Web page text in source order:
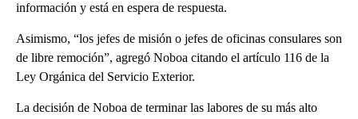
información y está en espera de respuesta.
Asimismo, “los jefes de misión o jefes de oficinas consulares son
de libre remoción”, agregó Noboa citando el artículo 116 de la
Ley Orgánica del Servicio Exterior.
La decisión de Noboa de terminar las labores de su más alto